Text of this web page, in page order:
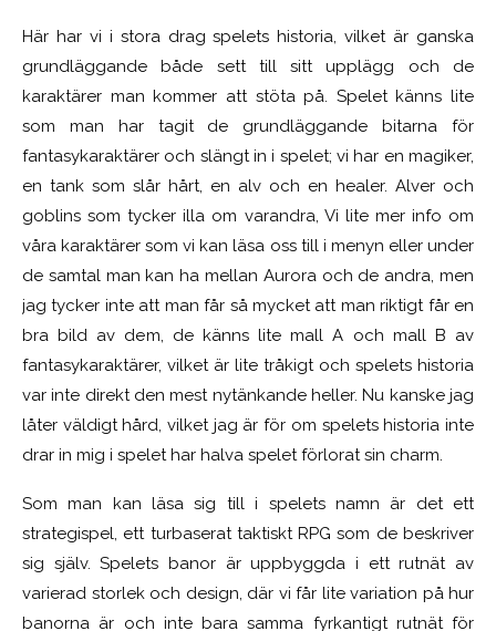
Här har vi i stora drag spelets historia, vilket är ganska
grundläggande både sett till sitt upplägg och de
karaktärer man kommer att stöta på. Spelet känns lite
som man har tagit de grundläggande bitarna för
fantasykaraktärer och slängt in i spelet; vi har en magiker,
en tank som slår hårt, en alv och en healer. Alver och
goblins som tycker illa om varandra, Vi lite mer info om
våra karaktärer som vi kan läsa oss till i menyn eller under
de samtal man kan ha mellan Aurora och de andra, men
jag tycker inte att man får så mycket att man riktigt får en
bra bild av dem, de känns lite mall A och mall B av
fantasykaraktärer, vilket är lite tråkigt och spelets historia
var inte direkt den mest nytänkande heller. Nu kanske jag
låter väldigt hård, vilket jag är för om spelets historia inte
drar in mig i spelet har halva spelet förlorat sin charm.
Som man kan läsa sig till i spelets namn är det ett
strategispel, ett turbaserat taktiskt RPG som de beskriver
sig själv. Spelets banor är uppbyggda i ett rutnät av
varierad storlek och design, där vi får lite variation på hur
banorna är och inte bara samma fyrkantigt rutnät för